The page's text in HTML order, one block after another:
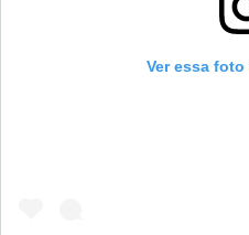
Ver essa